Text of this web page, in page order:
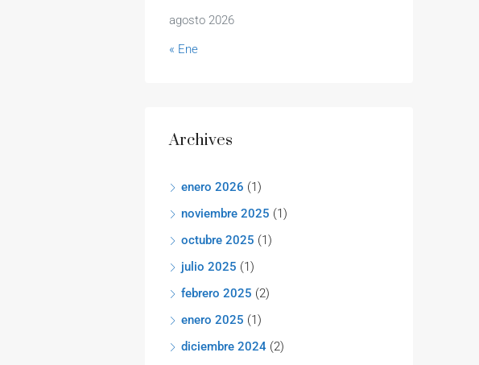
agosto 2026
« Ene
Archives
enero 2026 (1)
noviembre 2025 (1)
octubre 2025 (1)
julio 2025 (1)
febrero 2025 (2)
enero 2025 (1)
diciembre 2024 (2)